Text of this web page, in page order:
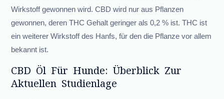
Wirkstoff gewonnen wird. CBD wird nur aus Pflanzen
gewonnen, deren THC Gehalt geringer als 0,2 % ist. THC ist
ein weiterer Wirkstoff des Hanfs, für den die Pflanze vor allem
bekannt ist.
CBD Öl Für Hunde: Überblick Zur
Aktuellen Studienlage